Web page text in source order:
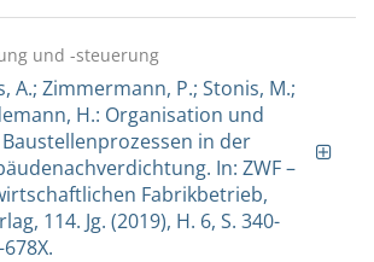
und -steuerung
A.; Zimmermann, P.; Stonis, M.;
H.: Organisation und
in der
In: ZWF –
Fabrikbetrieb,
114. Jg. (2019), H. 6, S. 340-